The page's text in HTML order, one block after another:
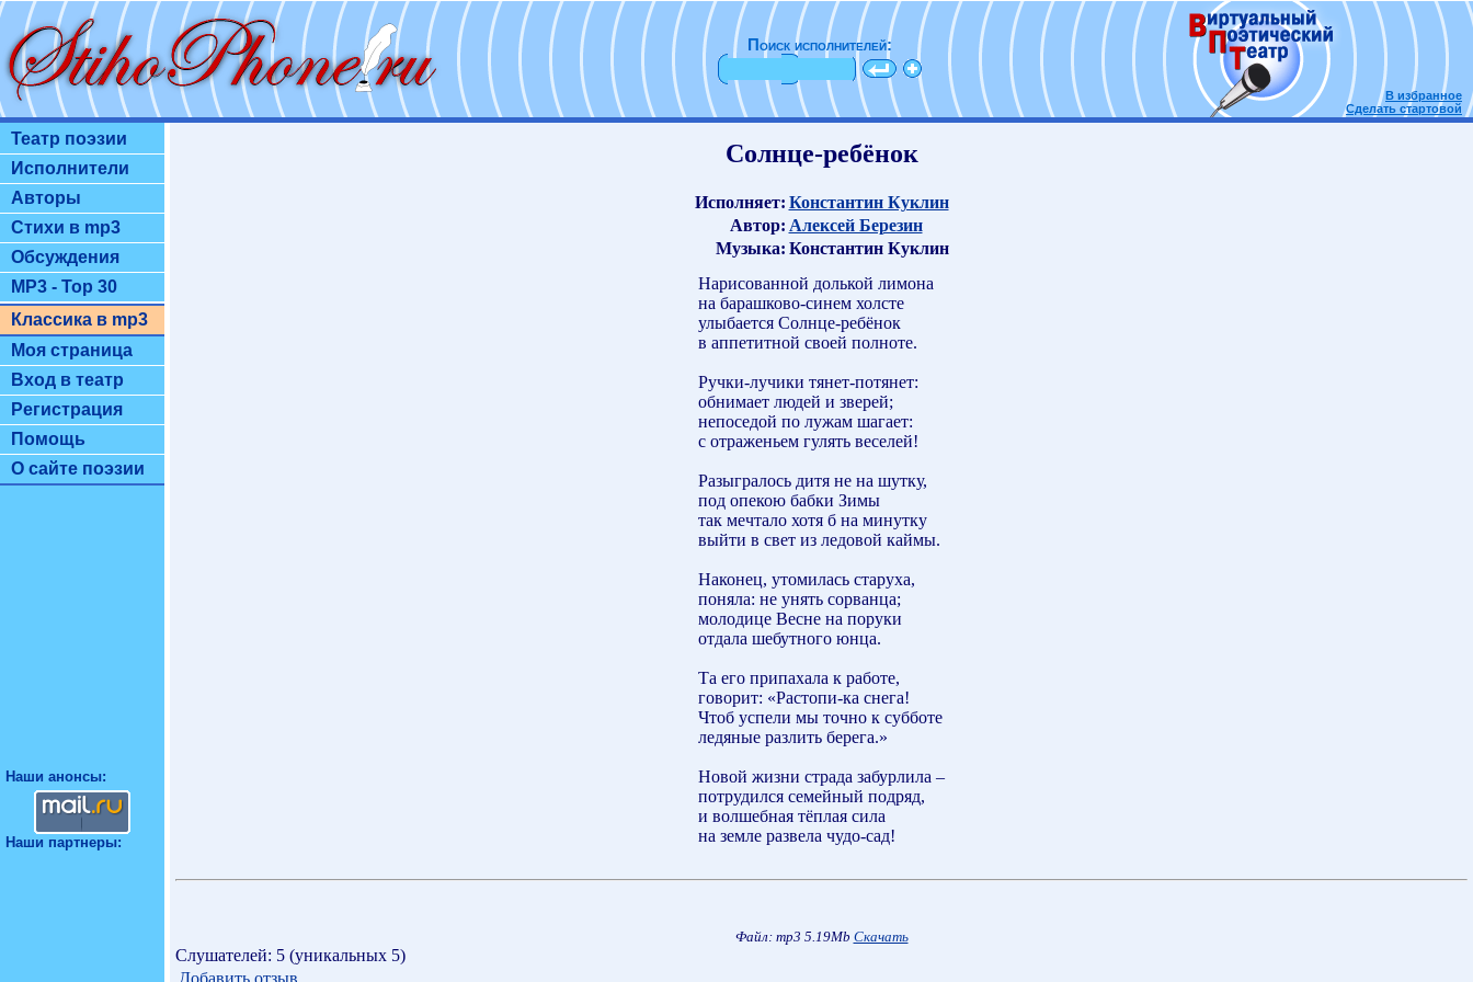
Поиск исполнителей:
В избранное
Сделать стартовой
Театр поэзии
Исполнители
Авторы
Стихи в mp3
Обсуждения
MP3 - Top 30
Классика в mp3
Моя страница
Вход в театр
Регистрация
Помощь
О сайте поэзии
Наши анонсы:
Наши партнеры:
Солнце-ребёнок
Исполняет: Константин Куклин
Автор: Алексей Березин
Музыка: Константин Куклин
Нарисованной долькой лимона
на барашково-синем холсте
улыбается Солнце-ребёнок
в аппетитной своей полноте.
Ручки-лучики тянет-потянет:
обнимает людей и зверей;
непоседой по лужам шагает:
с отраженьем гулять веселей!
Разыгралось дитя не на шутку,
под опекою бабки Зимы
так мечтало хотя б на минутку
выйти в свет из ледовой каймы.
Наконец, утомилась старуха,
поняла: не унять сорванца;
молодице Весне на поруки
отдала шебутного юнца.
Та его припахала к работе,
говорит: «Растопи-ка снега!
Чтоб успели мы точно к субботе
ледяные разлить берега.»
Новой жизни страда забурлила –
потрудился семейный подряд,
и волшебная тёплая сила
на земле развела чудо-сад!
Файл: mp3 5.19Mb Скачать
Слушателей: 5 (уникальных 5)
Добавить отзыв